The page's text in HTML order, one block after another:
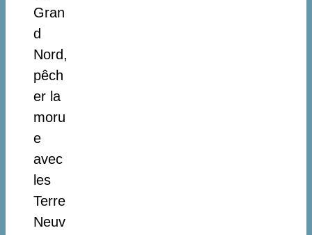
Gran
d
Nord,
pêch
er la
moru
e
avec
les
Terre
Neuv